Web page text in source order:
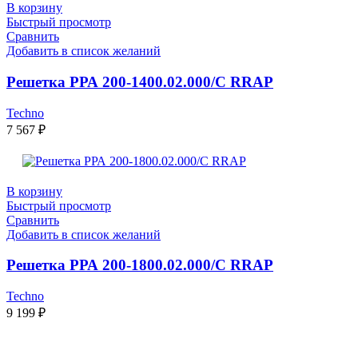
В корзину
Быстрый просмотр
Сравнить
Добавить в список желаний
Решетка РРА 200-1400.02.000/С RRAP
Techno
7 567 ₽
В корзину
Быстрый просмотр
Сравнить
Добавить в список желаний
Решетка РРА 200-1800.02.000/С RRAP
Techno
9 199 ₽